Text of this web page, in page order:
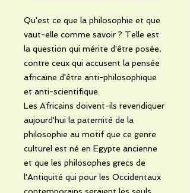
Qu'est ce que la philosophie et que
vaut-elle comme savoir ? Telle est
la question qui mérite d'être posée,
contre ceux qui accusent la pensée
africaine d'être anti-philosophique
et anti-scientifique.
Les Africains doivent-ils revendiquer
aujourd'hui la paternité de la
philosophie au motif que ce genre
culturel est né en Egypte ancienne
et que les philosophes grecs de
l'Antiquité qui pour les Occidentaux